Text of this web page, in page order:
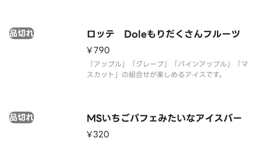
ロッテ Doleもりだくさんフルーツ
品切れ
¥790
「アップル」「グレープ」「パインアップル」「マ
スカット」の組合せが楽しめるアイスです。
MSいちごパフェみたいなアイスバー
品切れ
¥320